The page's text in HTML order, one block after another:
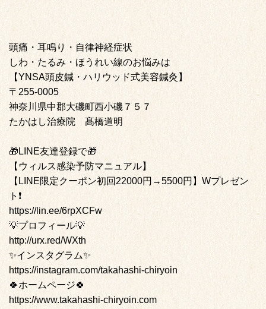
頭痛・耳鳴り・自律神経症状
しわ・たるみ・ほうれい線のお悩みは
【YNSA頭皮鍼・ハリウッド式美容鍼灸】
〒255-0005
神奈川県中郡大磯町西小磯７５７
たかはし治療院 髙橋道明
🎁LINE友達登録で🎁
【ウィルス感染予防マニュアル】
【LINE限定クーポン初回22000円→5500円】Wプレゼン
ト❗️
https://lin.ee/6rpXCFw
💡プロフィール💡
http://urx.red/WXth
✨インスタグラム✨
https://instagram.com/takahashi-chiryoin
🍀ホームページ🍀
https://www.takahashi-chiryoin.com